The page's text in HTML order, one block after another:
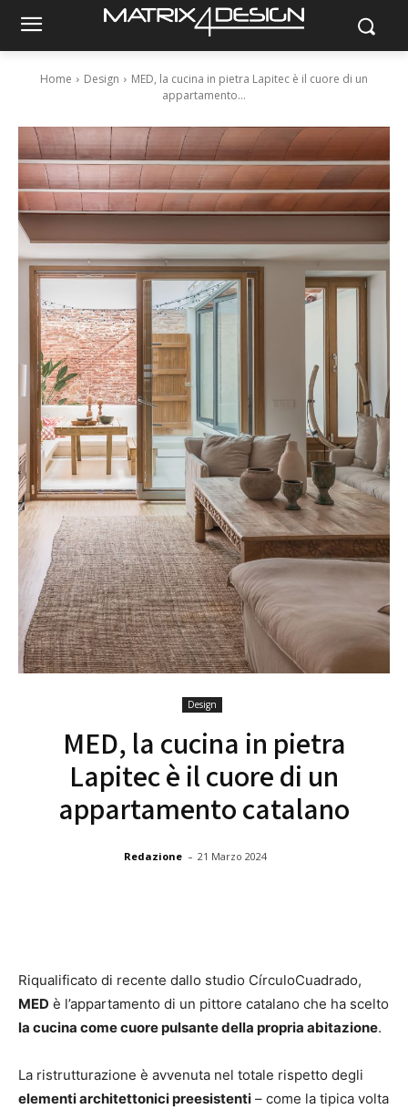
Home Design
MED, la cucina in pietra Lapitec è il cuore di un
appartamento...
Design
MED, la cucina in pietra
Lapitec è il cuore di un
appartamento catalano
Redazione - 21 Marzo 2024
Riqualificato di recente dallo studio CírculoCuadrado,
MED è l’appartamento di un pittore catalano che ha scelto
la cucina come cuore pulsante della propria abitazione.
La ristrutturazione è avvenuta nel totale rispetto degli
elementi architettonici preesistenti – come la tipica volta